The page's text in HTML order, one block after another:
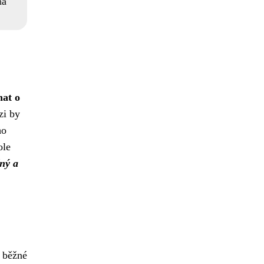
o
by
a